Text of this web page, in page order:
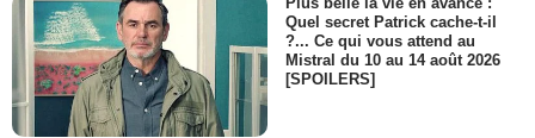
Quel secret Patrick cache-t-il
?... Ce qui vous attend au
Mistral du 10 au 14 août 2026
[SPOILERS]